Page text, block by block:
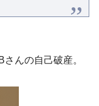
んの自己破産。